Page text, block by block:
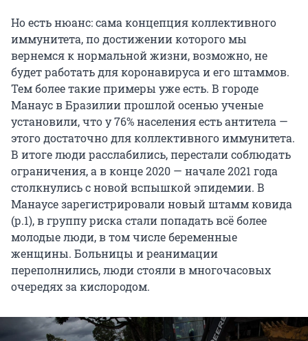
Но есть нюанс: сама концепция коллективного
иммунитета, по достижении которого мы
вернемся к нормальной жизни, возможно, не
будет работать для коронавируса и его штаммов.
Тем более такие примеры уже есть. В городе
Манаус в Бразилии прошлой осенью ученые
установили, что у 76% населения есть антитела —
этого достаточно для коллективного иммунитета.
В итоге люди расслабились, перестали соблюдать
ограничения, а в конце 2020 — начале 2021 года
столкнулись с новой вспышкой эпидемии. В
Манаусе зарегистрировали новый штамм ковида
(р.1), в группу риска стали попадать всё более
молодые люди, в том числе беременные
женщины. Больницы и реанимации
переполнились, люди стояли в многочасовых
очередях за кислородом.